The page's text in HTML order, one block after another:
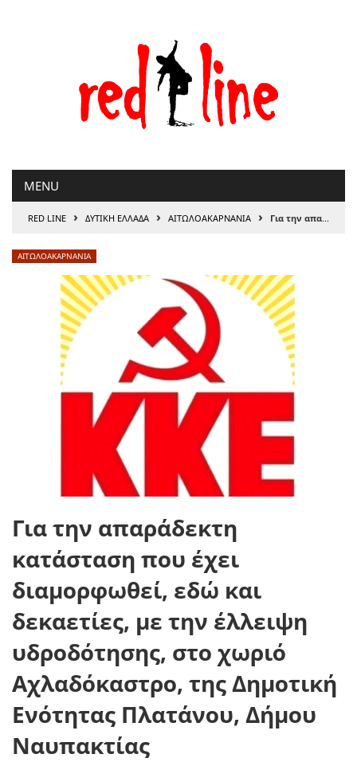
MENU
RED LINE › ΔΥΤΙΚΗ ΕΛΛΑΔΑ › ΑΙΤΩΛΟΑΚΑΡΝΑΝΊΑ › Για την απαράδεκτη κατάσταση που έχει διαμορφωθεί, εδώ και δεκαετίες, με την έλλειψη υδροδότησης, στο χωριό Αχλαδόκαστρο, της Δημοτική Ενότητας Πλατάνου, Δήμου Ναυπακτίας
ΑΙΤΩΛΟΑΚΑΡΝΑΝΊΑ
Για την απαράδεκτη
κατάσταση που έχει
διαμορφωθεί, εδώ και
δεκαετίες, με την έλλειψη
υδροδότησης, στο χωριό
Αχλαδόκαστρο, της Δημοτική
Ενότητας Πλατάνου, Δήμου
Ναυπακτίας